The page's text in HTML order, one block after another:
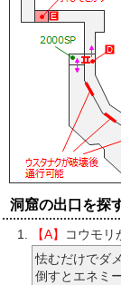
洞窟の出口を探
【A】
コウモリ
怯むだけでダ
倒すとエネミ